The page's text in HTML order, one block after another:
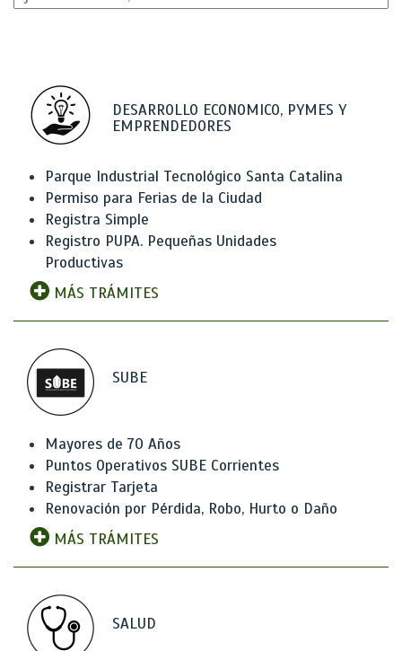
DESARROLLO ECONOMICO, PYMES Y
EMPRENDEDORES
Parque Industrial Tecnológico Santa Catalina
Permiso para Ferias de la Ciudad
Registra Simple
Registro PUPA. Pequeñas Unidades
Productivas
MÁS TRÁMITES
SUBE
Mayores de 70 Años
Puntos Operativos SUBE Corrientes
Registrar Tarjeta
Renovación por Pérdida, Robo, Hurto o Daño
MÁS TRÁMITES
SALUD